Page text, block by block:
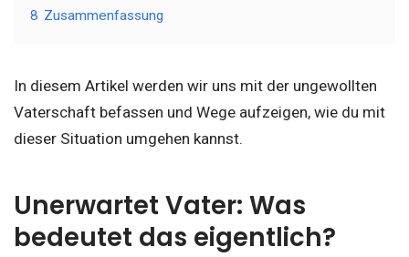
8 Zusammenfassung
In diesem Artikel werden wir uns mit der ungewollten
Vaterschaft befassen und Wege aufzeigen, wie du mit
dieser Situation umgehen kannst.
Unerwartet Vater: Was
bedeutet das eigentlich?